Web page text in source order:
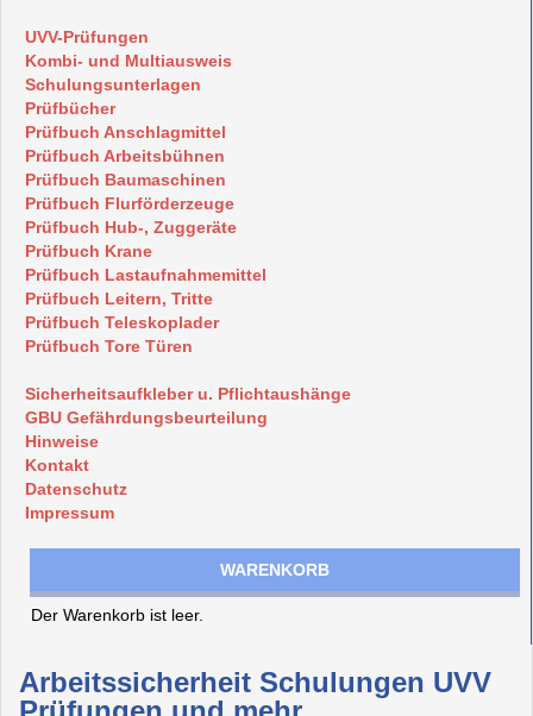
UVV-Prüfungen
Kombi- und Multiausweis
Schulungsunterlagen
Prüfbücher
Prüfbuch Anschlagmittel
Prüfbuch Arbeitsbühnen
Prüfbuch Baumaschinen
Prüfbuch Flurförderzeuge
Prüfbuch Hub-, Zuggeräte
Prüfbuch Krane
Prüfbuch Lastaufnahmemittel
Prüfbuch Leitern, Tritte
Prüfbuch Teleskoplader
Prüfbuch Tore Türen
Sicherheitsaufkleber u. Pflichtaushänge
GBU Gefährdungsbeurteilung
Hinweise
Kontakt
Datenschutz
Impressum
WARENKORB
Der Warenkorb ist leer.
Arbeitssicherheit Schulungen UVV